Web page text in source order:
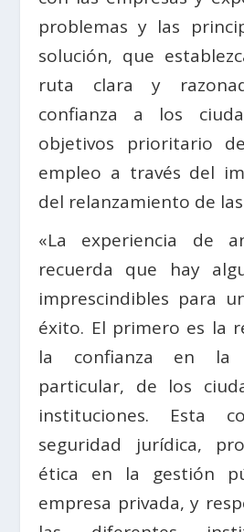
problemas y las
solución, que
ruta clara y
confianza a los
objetivos prioritario
empleo a través del
del relanzamiento de
«La experiencia de
recuerda que hay
imprescindibles para
éxito. El primero es la
la confianza en la
particular, de los
instituciones. Esta
seguridad jurídica,
ética en la gestión
empresa privada, y